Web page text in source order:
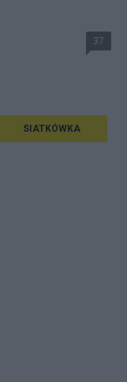
37
SIATKÓWKA